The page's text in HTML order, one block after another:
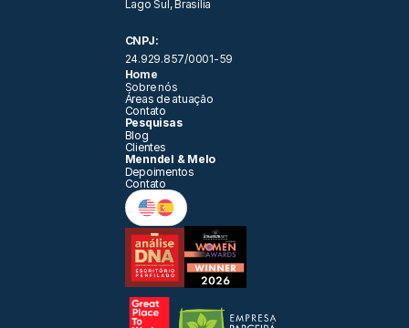
Lago Sul, Brasília
CNPJ:
24.929.857/0001-59
Home
Sobre nós
Áreas de atuação
Contato
Pesquisas
Blog
Clientes
Menndel & Melo
Depoimentos
Contato
Fale com o Jurídico